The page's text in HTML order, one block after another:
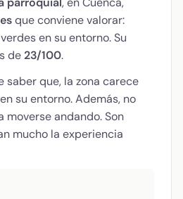
que conviene valorar:
en su entorno. Su
de 23/100.
saber que, la zona carece
su entorno. Además, no
moverse andando. Son
mucho la experiencia